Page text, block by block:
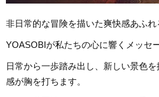
非日常的な冒険を描いた爽快感あふれ
YOASOBIが私たちの心に響くメッセ
日常から一歩踏み出し、新しい景色
感が胸を打ちます。